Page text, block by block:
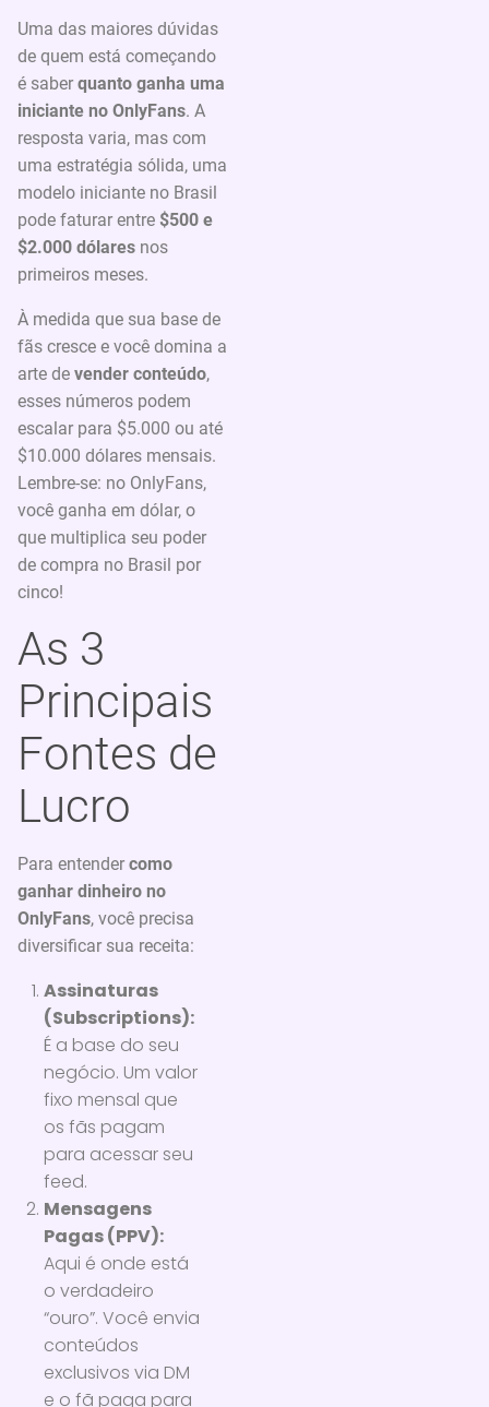
Uma das maiores dúvidas
de quem está começando
é saber quanto ganha uma
iniciante no OnlyFans. A
resposta varia, mas com
uma estratégia sólida, uma
modelo iniciante no Brasil
pode faturar entre $500 e
$2.000 dólares nos
primeiros meses.
À medida que sua base de
fãs cresce e você domina a
arte de vender conteúdo,
esses números podem
escalar para $5.000 ou até
$10.000 dólares mensais.
Lembre-se: no OnlyFans,
você ganha em dólar, o
que multiplica seu poder
de compra no Brasil por
cinco!
As 3
Principais
Fontes de
Lucro
Para entender como
ganhar dinheiro no
OnlyFans, você precisa
diversificar sua receita:
Assinaturas
(Subscriptions):
É a base do seu
negócio. Um valor
fixo mensal que
os fãs pagam
para acessar seu
feed.
Mensagens
Pagas (PPV):
Aqui é onde está
o verdadeiro
“ouro”. Você envia
conteúdos
exclusivos via DM
e o fã paga para